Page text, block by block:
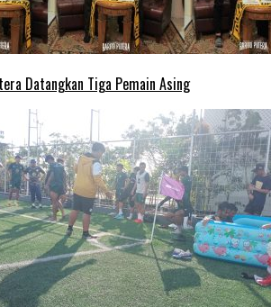
Datangkan Tiga Pemain Asing